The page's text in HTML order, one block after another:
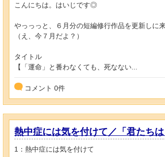
こんにちは。はいじです◎
やっっっと、６月分の短編修行作品を更新しに
（え、今７月だよ？）
タイトル
【「運命」と番わなくても、死なない...
コメント 0件
熱中症には気を付けて／「君たち
1：熱中症には気を付けて